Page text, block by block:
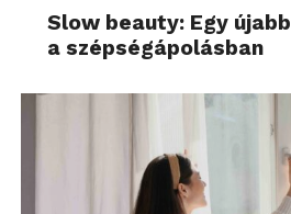
Slow beauty: Egy
a szépségápolásban